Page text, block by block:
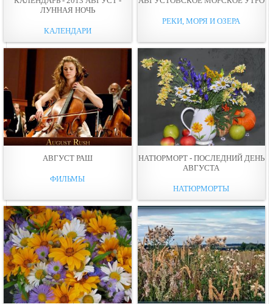
ЛУННАЯ НОЧЬ
КАЛЕНДАРИ
РЕКИ, МОРЯ И ОЗЕРА
АВГУСТ РАШ
ФИЛЬМЫ
НАТЮРМОРТ - ПОСЛЕДНИЙ ДЕНЬ
АВГУСТА
НАТЮРМОРТЫ